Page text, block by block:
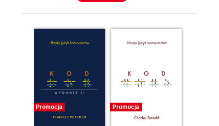
Promocja Promocja